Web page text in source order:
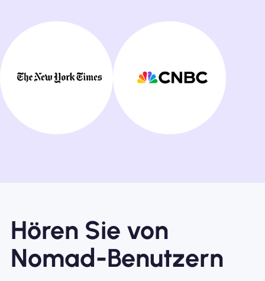
Hören Sie von
Nomad-Benutzern